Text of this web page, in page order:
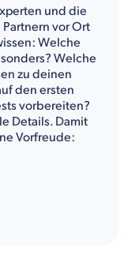
und die
vor Ort
Welche
Welche
zu deinen
den ersten
vorbereiten?
Details. Damit
Vorfreude: